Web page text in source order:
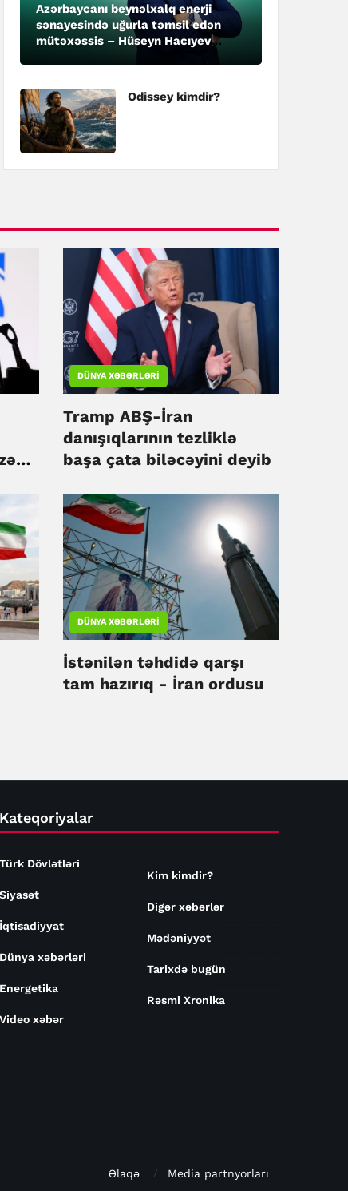
Azərbaycanı beynəlxalq enerji
sənayesində uğurla təmsil edən
mütəxəssis – Hüseyn Hacıyev
Odissey kimdir?
DÜNYA XƏBƏRLƏRI
Tramp ABŞ-İran
danışıqlarının tezliklə
başa çata biləcəyini deyib
DÜNYA XƏBƏRLƏRI
İstənilən təhdidə qarşı
tam hazırıq - İran ordusu
Kateqoriyalar
Türk Dövlətləri
Siyasət
İqtisadiyyat
Dünya xəbərləri
Energetika
Video xəbər
Kim kimdir?
Digər xəbərlər
Mədəniyyət
Tarixdə bugün
Rəsmi Xronika
Əlaqə Media partnyorları